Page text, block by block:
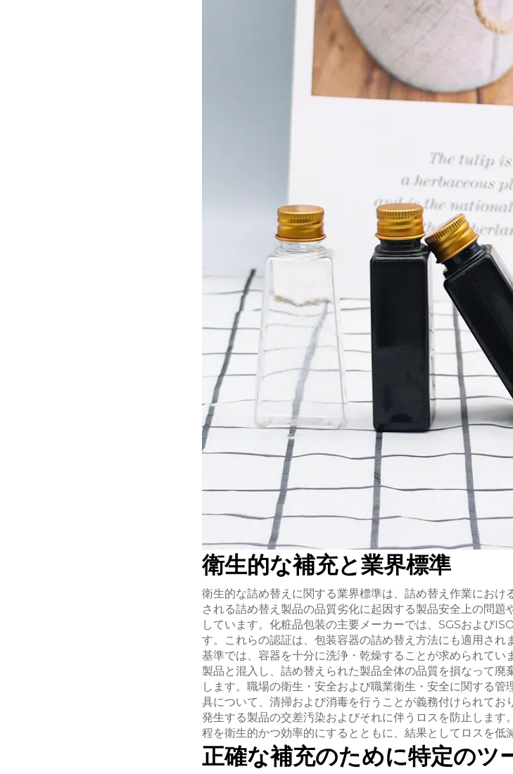
衛生的な補充と業界標準
衛生的な詰め替えに関する業界標準は、詰め替え作業におけ
される詰め替え製品の品質劣化に起因する製品安全上の問
しています。化粧品包装の主要メーカーでは、SGSおよび
す。これらの認証は、包装容器の詰め替え方法にも適用さ
基準では、容器を十分に洗浄・乾燥することが求められて
製品と混入し、詰め替えられた製品全体の品質を損なって
します。職場の衛生・安全および職業衛生・安全に関する
具について、清掃および消毒を行うことが義務付けられて
発生する製品の交差汚染およびそれに伴うロスを防止しま
程を衛生的かつ効率的にするとともに、結果としてロスを低
正確な補充のために特定のツ